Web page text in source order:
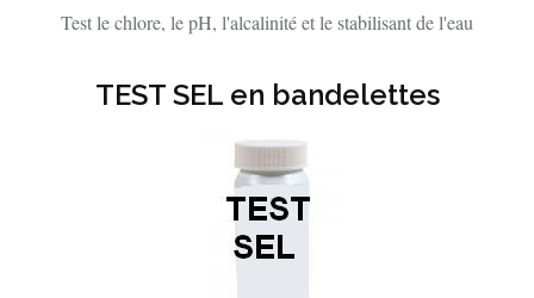
Test le chlore, le pH, l'alcalinité et le stabilisant de l'eau
TEST SEL en bandelettes